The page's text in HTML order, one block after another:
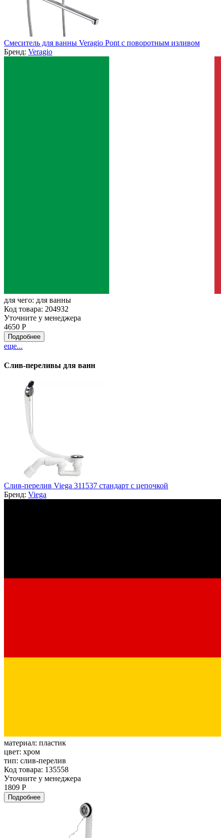
Смеситель для ванны Veragio Pont с поворотным изливом
Бренд: Veragio
для чего: для ванны
Код товара: 204932
Уточните у менеджера
4650 Р
Подробнее
еще...
Слив-переливы для ванн
Слив-перелив Viega 311537 стандарт с цепочкой
Бренд: Viega
материал: пластик
цвет: хром
тип: слив-перелив
Код товара: 135558
Уточните у менеджера
1809 Р
Подробнее